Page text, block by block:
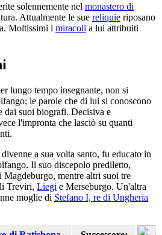
solennemente nel monastero di
Attualmente le sue reliquie riposano
Moltissimi i miracoli a lui attribuiti
lungo tempo insegnante, non si
le parole che di lui si conoscono
dai suoi biografi. Decisiva e
l'impronta che lasciò su quanti
divenne a sua volta santo, fu educato in
Il suo discepolo prediletto,
mentre altri suoi tre
Treviri, Liegi e Merseburgo. Un'altra
moglie di Stefano I, re di Ungheria